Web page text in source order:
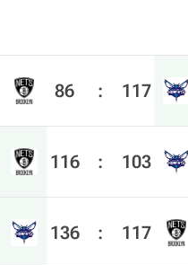
86 : 117
116 : 103
136 : 117